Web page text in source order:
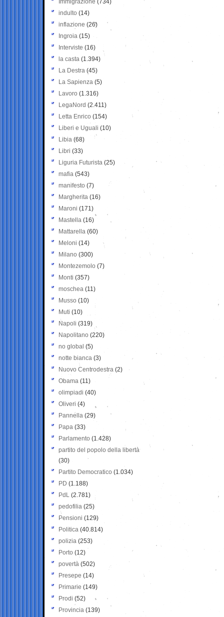
Immigrazione (734)
indulto (14)
inflazione (26)
Ingroia (15)
Interviste (16)
la casta (1.394)
La Destra (45)
La Sapienza (5)
Lavoro (1.316)
LegaNord (2.411)
Letta Enrico (154)
Liberi e Uguali (10)
Libia (68)
Libri (33)
Liguria Futurista (25)
mafia (543)
manifesto (7)
Margherita (16)
Maroni (171)
Mastella (16)
Mattarella (60)
Meloni (14)
Milano (300)
Montezemolo (7)
Monti (357)
moschea (11)
Musso (10)
Muti (10)
Napoli (319)
Napolitano (220)
no global (5)
notte bianca (3)
Nuovo Centrodestra (2)
Obama (11)
olimpiadi (40)
Oliveri (4)
Pannella (29)
Papa (33)
Parlamento (1.428)
partito del popolo della libertà
(30)
Partito Democratico (1.034)
PD (1.188)
PdL (2.781)
pedofilia (25)
Pensioni (129)
Politica (40.814)
polizia (253)
Porto (12)
povertà (502)
Presepe (14)
Primarie (149)
Prodi (52)
Provincia (139)